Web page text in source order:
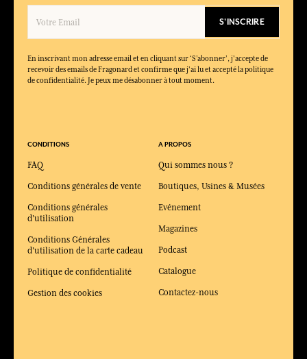
S'INSCRIRE
En inscrivant mon adresse email et en cliquant sur ‘S’abonner’, j'accepte de
recevoir des emails de Fragonard et confirme que j'ai lu et accepté la politique
de confidentialité. Je peux me désabonner à tout moment.
CONDITIONS
FAQ
Conditions générales de vente
Conditions générales
d'utilisation
Conditions Générales
d'utilisation de la carte cadeau
Politique de confidentialité
Gestion des cookies
A PROPOS
Qui sommes nous ?
Boutiques, Usines & Musées
Evénement
Magazines
Podcast
Catalogue
Contactez-nous